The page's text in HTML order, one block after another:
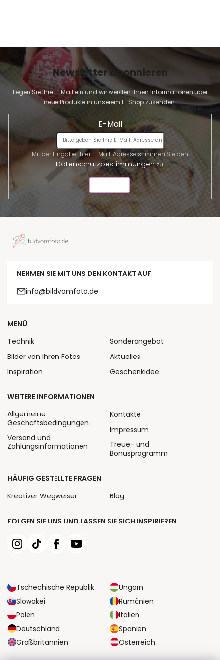
e
Newsletter abonnieren
Legen Sie Ihre E-Mail ein und wir werden Ihnen Informationen über
neue Produkte in unserem E-Shop zusenden.
E-Mail
Datenschutzbestimmungenzu.
NEHMEN SIE MIT UNS DEN KONTAKT AUF
info@bildvomfoto.de
FOLGEN SIE UNS UND LASSEN SIE SICH INSPIRIEREN
Tschechische Republik
Ungarn
Slowakei
Rumänien
Polen
Italien
Deutschland
Spanien
Großbritannien
Österreich
MENÜ
Technik
Bilder von Ihren Fotos
Inspiration
Sonderangebot
Aktuelles
Geschenkidee
WEITERE INFORMATIONEN
Allgemeine
Geschäftsbedingungen
Versand und
Zahlungsinformationen
Kontakte
Impressum
Treue- und
Bonusprogramm
HÄUFIG GESTELLTE FRAGEN
Kreativer Wegweiser
Blog